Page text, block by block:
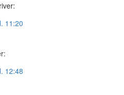
11:20
12:48